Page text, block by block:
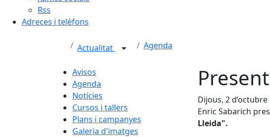
Rss
Adreces i telèfons
Actualitat Agenda
Avisos
Agenda
Notícies
Cursos i tallers
Plans i campanyes
Galeria d'imatges
Dijous, 2
Enric Sabarich
Lleida".